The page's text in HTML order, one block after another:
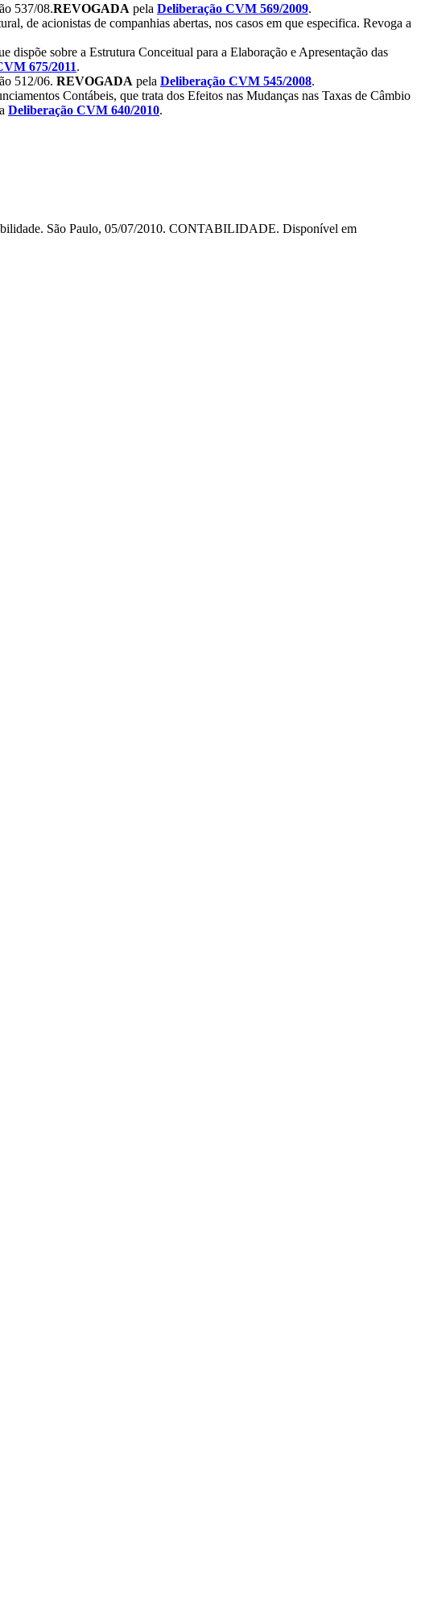
537/08.REVOGADA pela Deliberação CVM 569/2009.
de acionistas de companhias abertas, nos casos em que especifica. Revoga a
sobre a Estrutura Conceitual para a Elaboração e Apresentação das
675/2011.
512/06. REVOGADA pela Deliberação CVM 545/2008.
Contábeis, que trata dos Efeitos nas Mudanças nas Taxas de Câmbio
Deliberação CVM 640/2010.
São Paulo, 05/07/2010. CONTABILIDADE. Disponível em